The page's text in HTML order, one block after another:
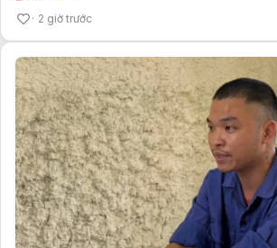
2 giờ trước